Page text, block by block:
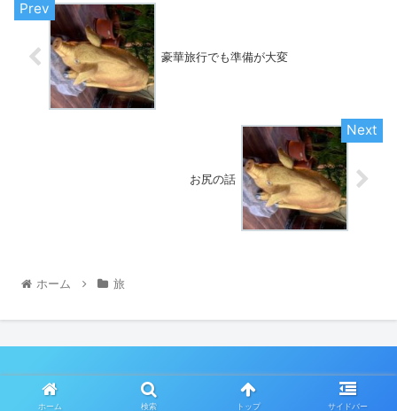
豪華旅行でも準備が大変
お尻の話
ホーム 旅
© 2020 ジャネーに抗う健康で好奇心を満たしたい定年ブログ.
ホーム 検索 トップ サイドバー